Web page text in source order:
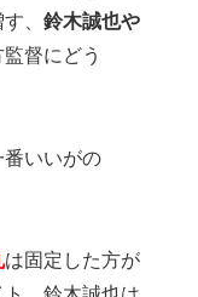
、 鈴木誠也や
督にどう
番いいがの
は固定した方が